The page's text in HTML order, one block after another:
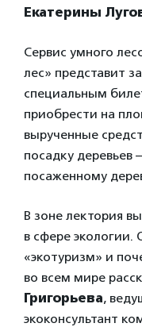
Екатерины
Сервис умного
лес» представит
специальным
приобрести на
вырученные
посадку
посаженному
В зоне лектория
в сфере экологии.
«экотуризм» и
во всем мире
Григорьева,
экоконсультант